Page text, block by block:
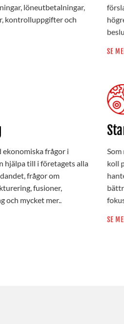
löneutbetalningar,
kontrolluppgifter och
SE
ekonomiska frågor i
hjälpa till i företagets alla
frågor om
fusioner,
och mycket mer..
koll
SE